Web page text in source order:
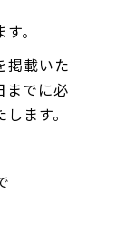
。
掲載いた
までに必
ます。